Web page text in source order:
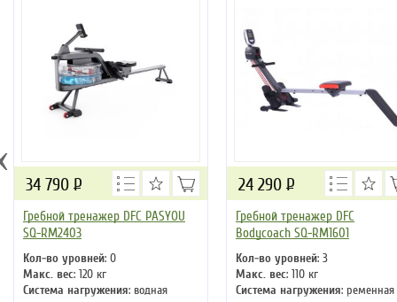
Гребной тренажер DFC PASYOU
SQ-RM2403
Кол-во уровней: 0
Макс. вес: 120 кг
Система нагружения: водная
34 790 Р
Гребной тренажер DFC
Bodycoach SQ-RM1601
Кол-во уровней: 3
Макс. вес: 110 кг
Система нагружения: ременная
24 290 Р